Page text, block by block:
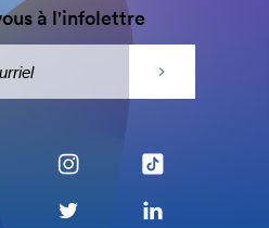
à l'infolettre